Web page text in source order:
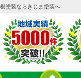
塗装ならきじま塗装へ